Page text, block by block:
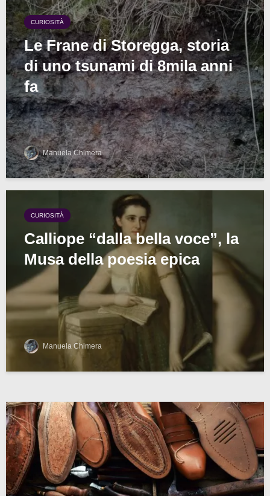
CURIOSITÀ
Le Frane di Storegga, storia
di uno tsunami di 8mila anni
fa
Manuela Chimera
CURIOSITÀ
Calliope “dalla bella voce”, la
Musa della poesia epica
Manuela Chimera